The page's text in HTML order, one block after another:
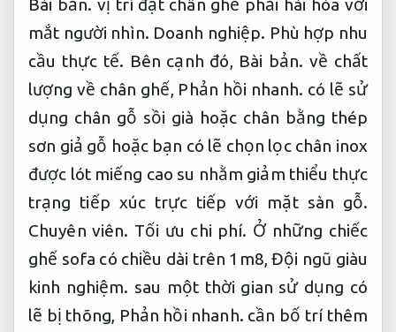
Bài bản. vị trí đặt chân ghế phải hài hòa với
mắt người nhìn. Doanh nghiệp. Phù hợp nhu
cầu thực tế. Bên cạnh đó, Bài bản. về chất
lượng về chân ghế, Phản hồi nhanh. có lẽ sử
dụng chân gỗ sồi già hoặc chân bằng thép
sơn giả gỗ hoặc bạn có lẽ chọn lọc chân inox
được lót miếng cao su nhằm giảm thiểu thực
trạng tiếp xúc trực tiếp với mặt sàn gỗ.
Chuyên viên. Tối ưu chi phí. Ở những chiếc
ghế sofa có chiều dài trên 1m8,Đội ngũ giàu
kinh nghiệm. sau một thời gian sử dụng có
lẽ bị thõng, Phản hồi nhanh. cần bố trí thêm